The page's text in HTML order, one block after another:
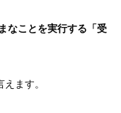
なことを実行する「受
ます。